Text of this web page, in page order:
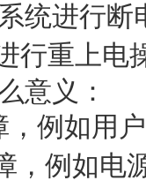
统进行
行重上电
意义：
例如用
，例如电